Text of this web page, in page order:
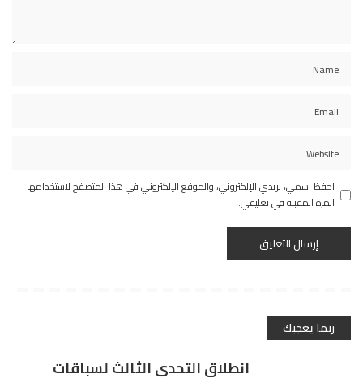
احفظ اسمي، بريدي الإلكتروني، والموقع الإلكتروني في هذا المتصفح لاستخدامها
المرة المقبلة في تعليقي.
ربما يعجبك
انطلاق التحدي الثالث لسباقات